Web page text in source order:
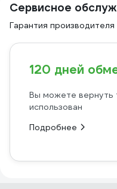
Сервисное
Гарантия производителя
120 дней
Вы можете вернуть
использован
Подробнее